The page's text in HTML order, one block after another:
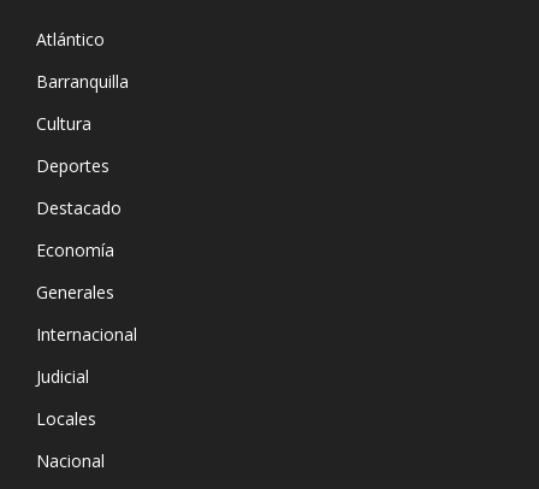
Atlántico
Barranquilla
Cultura
Deportes
Destacado
Economía
Generales
Internacional
Judicial
Locales
Nacional